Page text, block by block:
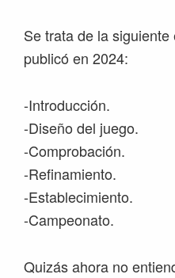
Se trata de la
publicó en 2024:
-Introducción.
-Diseño del juego.
-Comprobación.
-Refinamiento.
-Establecimiento.
-Campeonato.
Quizás ahora no